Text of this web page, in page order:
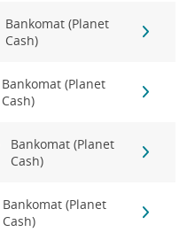
Bankomat (Planet
Cash)
Bankomat (Planet
Cash)
Bankomat (Planet
Cash)
Bankomat (Planet
Cash)